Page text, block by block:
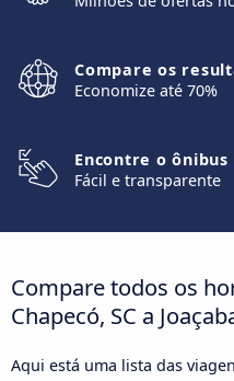
Compare os
Economize até 70%
Encontre o ônibus
Fácil e transparente
Compare todos os
Chapecó, SC a
Aqui está uma lista das